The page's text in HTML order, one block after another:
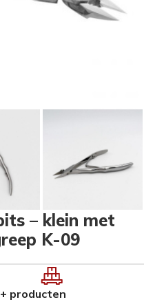
– klein met
K-09
producten